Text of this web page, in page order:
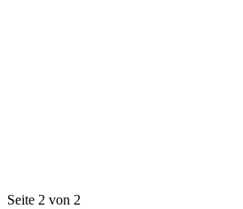
Seite 2 von 2